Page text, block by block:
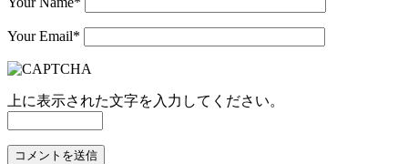
Your Email*
上に表示された文字を入力してください。